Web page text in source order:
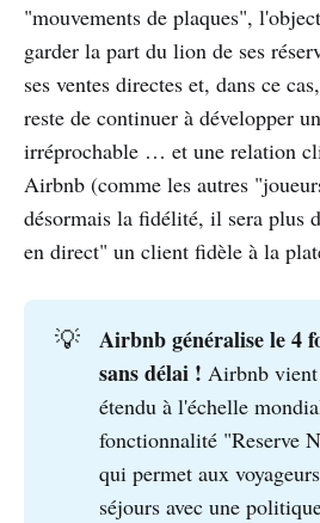
"mouvements de plaques",
garder la part du lion de ses
ses ventes directes et, dans ce
reste de continuer à développer
irréprochable … et une relation
Airbnb (comme les autres
désormais la fidélité, il sera plus
en direct" un client fidèle à la
💡
Airbnb généralise le 4
sans délai ! Airbnb
étendu à l'échelle
fonctionnalité "Reserve
qui permet aux
séjours avec une